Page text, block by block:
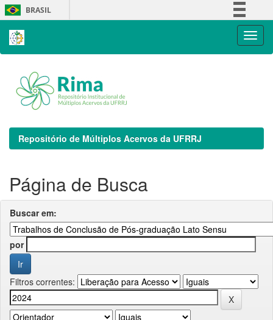
Skip
navigation
BRASIL
Repositório de Múltiplos Acervos da UFRRJ
Página de Busca
Buscar em:
por
Filtros correntes: